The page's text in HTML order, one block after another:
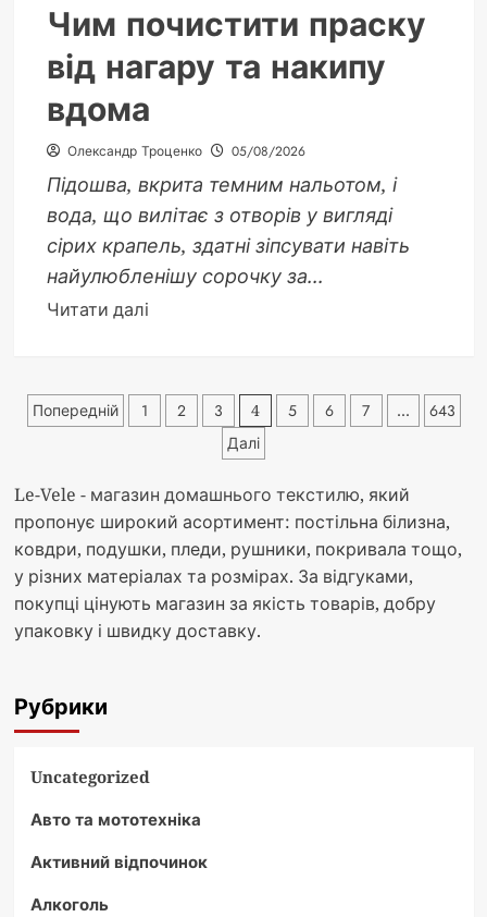
Чим почистити праску
від нагару та накипу
вдома
Олександр Троценко 05/08/2026
Підошва, вкрита темним нальотом, і
вода, що вилітає з отворів у вигляді
сірих крапель, здатні зіпсувати навіть
найулюбленішу сорочку за...
Читати даліДокладніше
почистити
праску
та
накипу
вдома
Пагінація
Попередній 1 2 3 4 5 6 7 …
643
Далі
Le-Vele - магазин домашнього текстилю, який
пропонує широкий асортимент: постільна білизна,
ковдри, подушки, пледи, рушники, покривала тощо,
у різних матеріалах та розмірах. За відгуками,
покупці цінують магазин за якість товарів, добру
упаковку і швидку доставку.
Рубрики
Uncategorized
Авто та мототехніка
Активний відпочинок
Алкоголь